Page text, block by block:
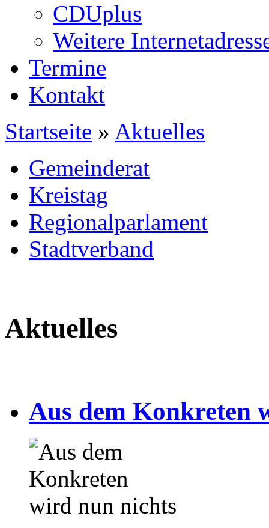
CDUplus
Weitere
Termine
Kontakt
Startseite » Aktuelles
Gemeinderat
Kreistag
Regionalparlament
Stadtverband
Aktuelles
⁥Aus dem